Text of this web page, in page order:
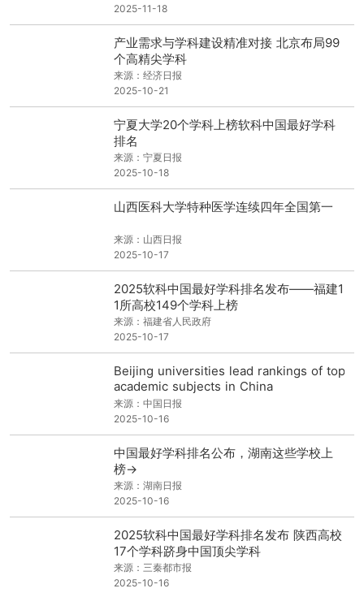
2025-11-18
产业需求与学科建设精准对接 北京布局99
个高精尖学科
来源：经济日报
2025-10-21
宁夏大学20个学科上榜软科中国最好学科
排名
来源：宁夏日报
2025-10-18
山西医科大学特种医学连续四年全国第一
来源：山西日报
2025-10-17
2025软科中国最好学科排名发布——福建1
1所高校149个学科上榜
来源：福建省人民政府
2025-10-17
Beijing universities lead rankings of top
academic subjects in China
来源：中国日报
2025-10-16
中国最好学科排名公布，湖南这些学校上
榜→
来源：湖南日报
2025-10-16
2025软科中国最好学科排名发布 陕西高校
17个学科跻身中国顶尖学科
来源：三秦都市报
2025-10-16